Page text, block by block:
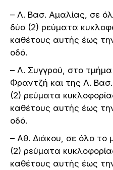
– Λ. Βασ. Αμαλίας, σε
δύο (2) ρεύματα
καθέτους αυτής έως
οδό.
– Λ. Συγγρού, στο
Φραντζή και της Λ.
(2) ρεύματα
καθέτους αυτής έως
οδό.
– Αθ. Διάκου, σε όλο το
(2) ρεύματα
καθέτους αυτής έως